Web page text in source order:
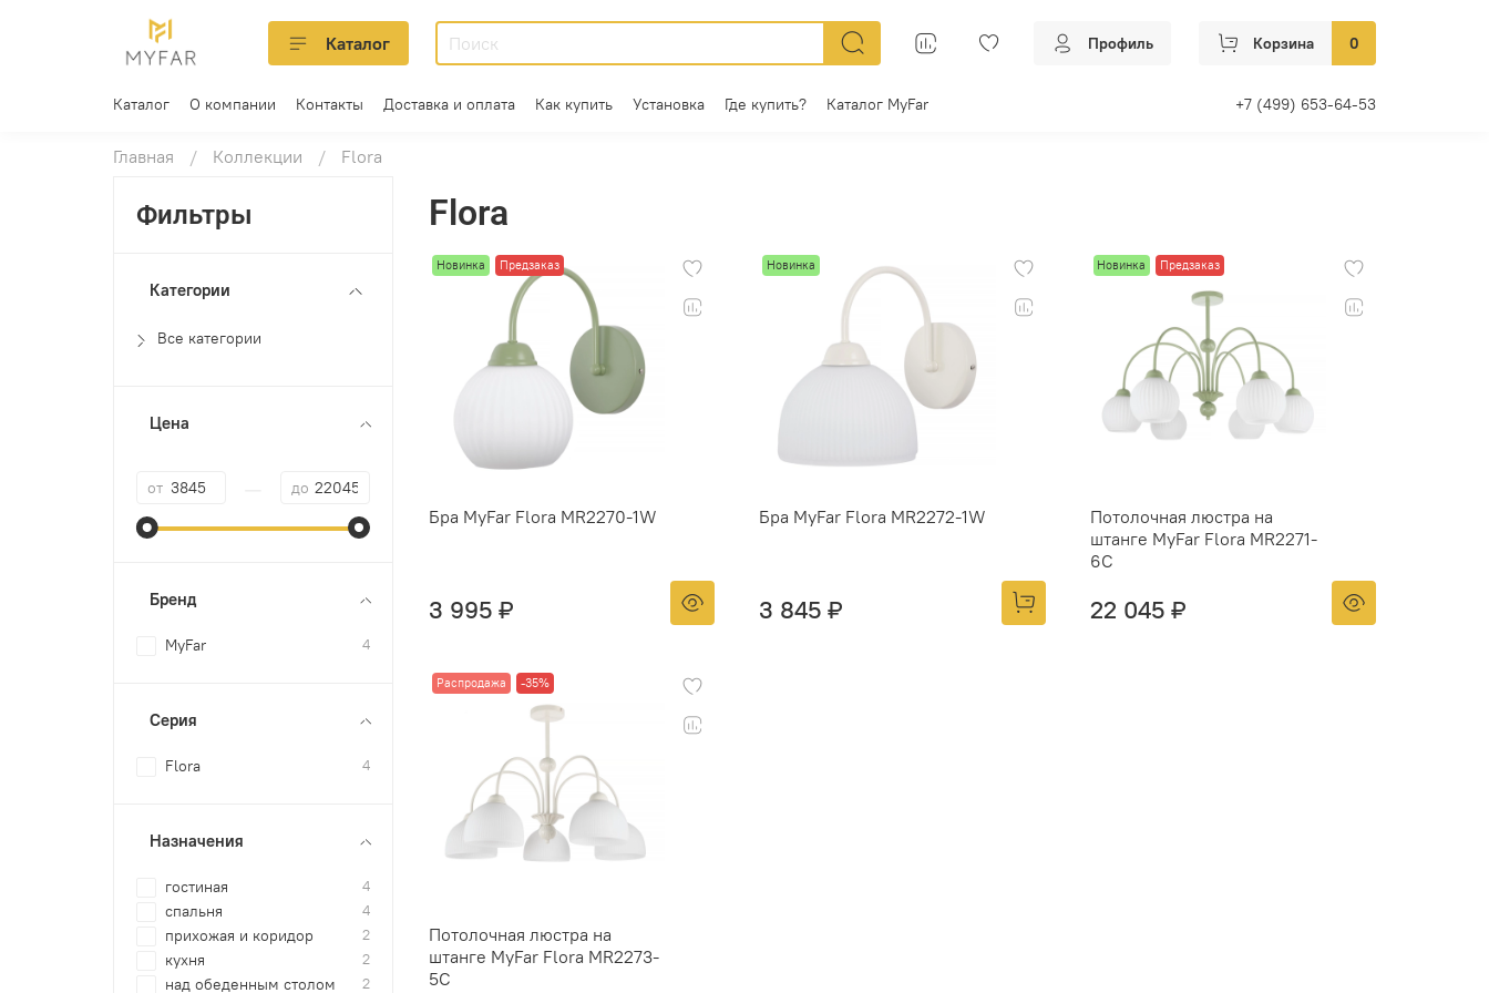
Каталог Профиль Корзина 0
Каталог О компании Контакты Доставка и оплата Как купить Установка Где купить? Каталог MyFar +7 (499) 653-64-53
Главная Коллекции Flora
Flora
Новинка Предзаказ
Бра MyFar Flora MR2270-1W
3 995 ₽
Новинка
Бра MyFar Flora MR2272-1W
3 845 ₽
Новинка Предзаказ
Потолочная люстра на
штанге MyFar Flora MR2271-
6С
22 045 ₽
Распродажа -35%
Потолочная люстра на
штанге MyFar Flora MR2273-
5С
Фильтры
Категории
Все категории
Цена
от до
Бренд
MyFar 4
Серия
Flora 4
Назначения
гостиная 4
спальня 4
прихожая и коридор 2
кухня 2
над обеденным столом 2